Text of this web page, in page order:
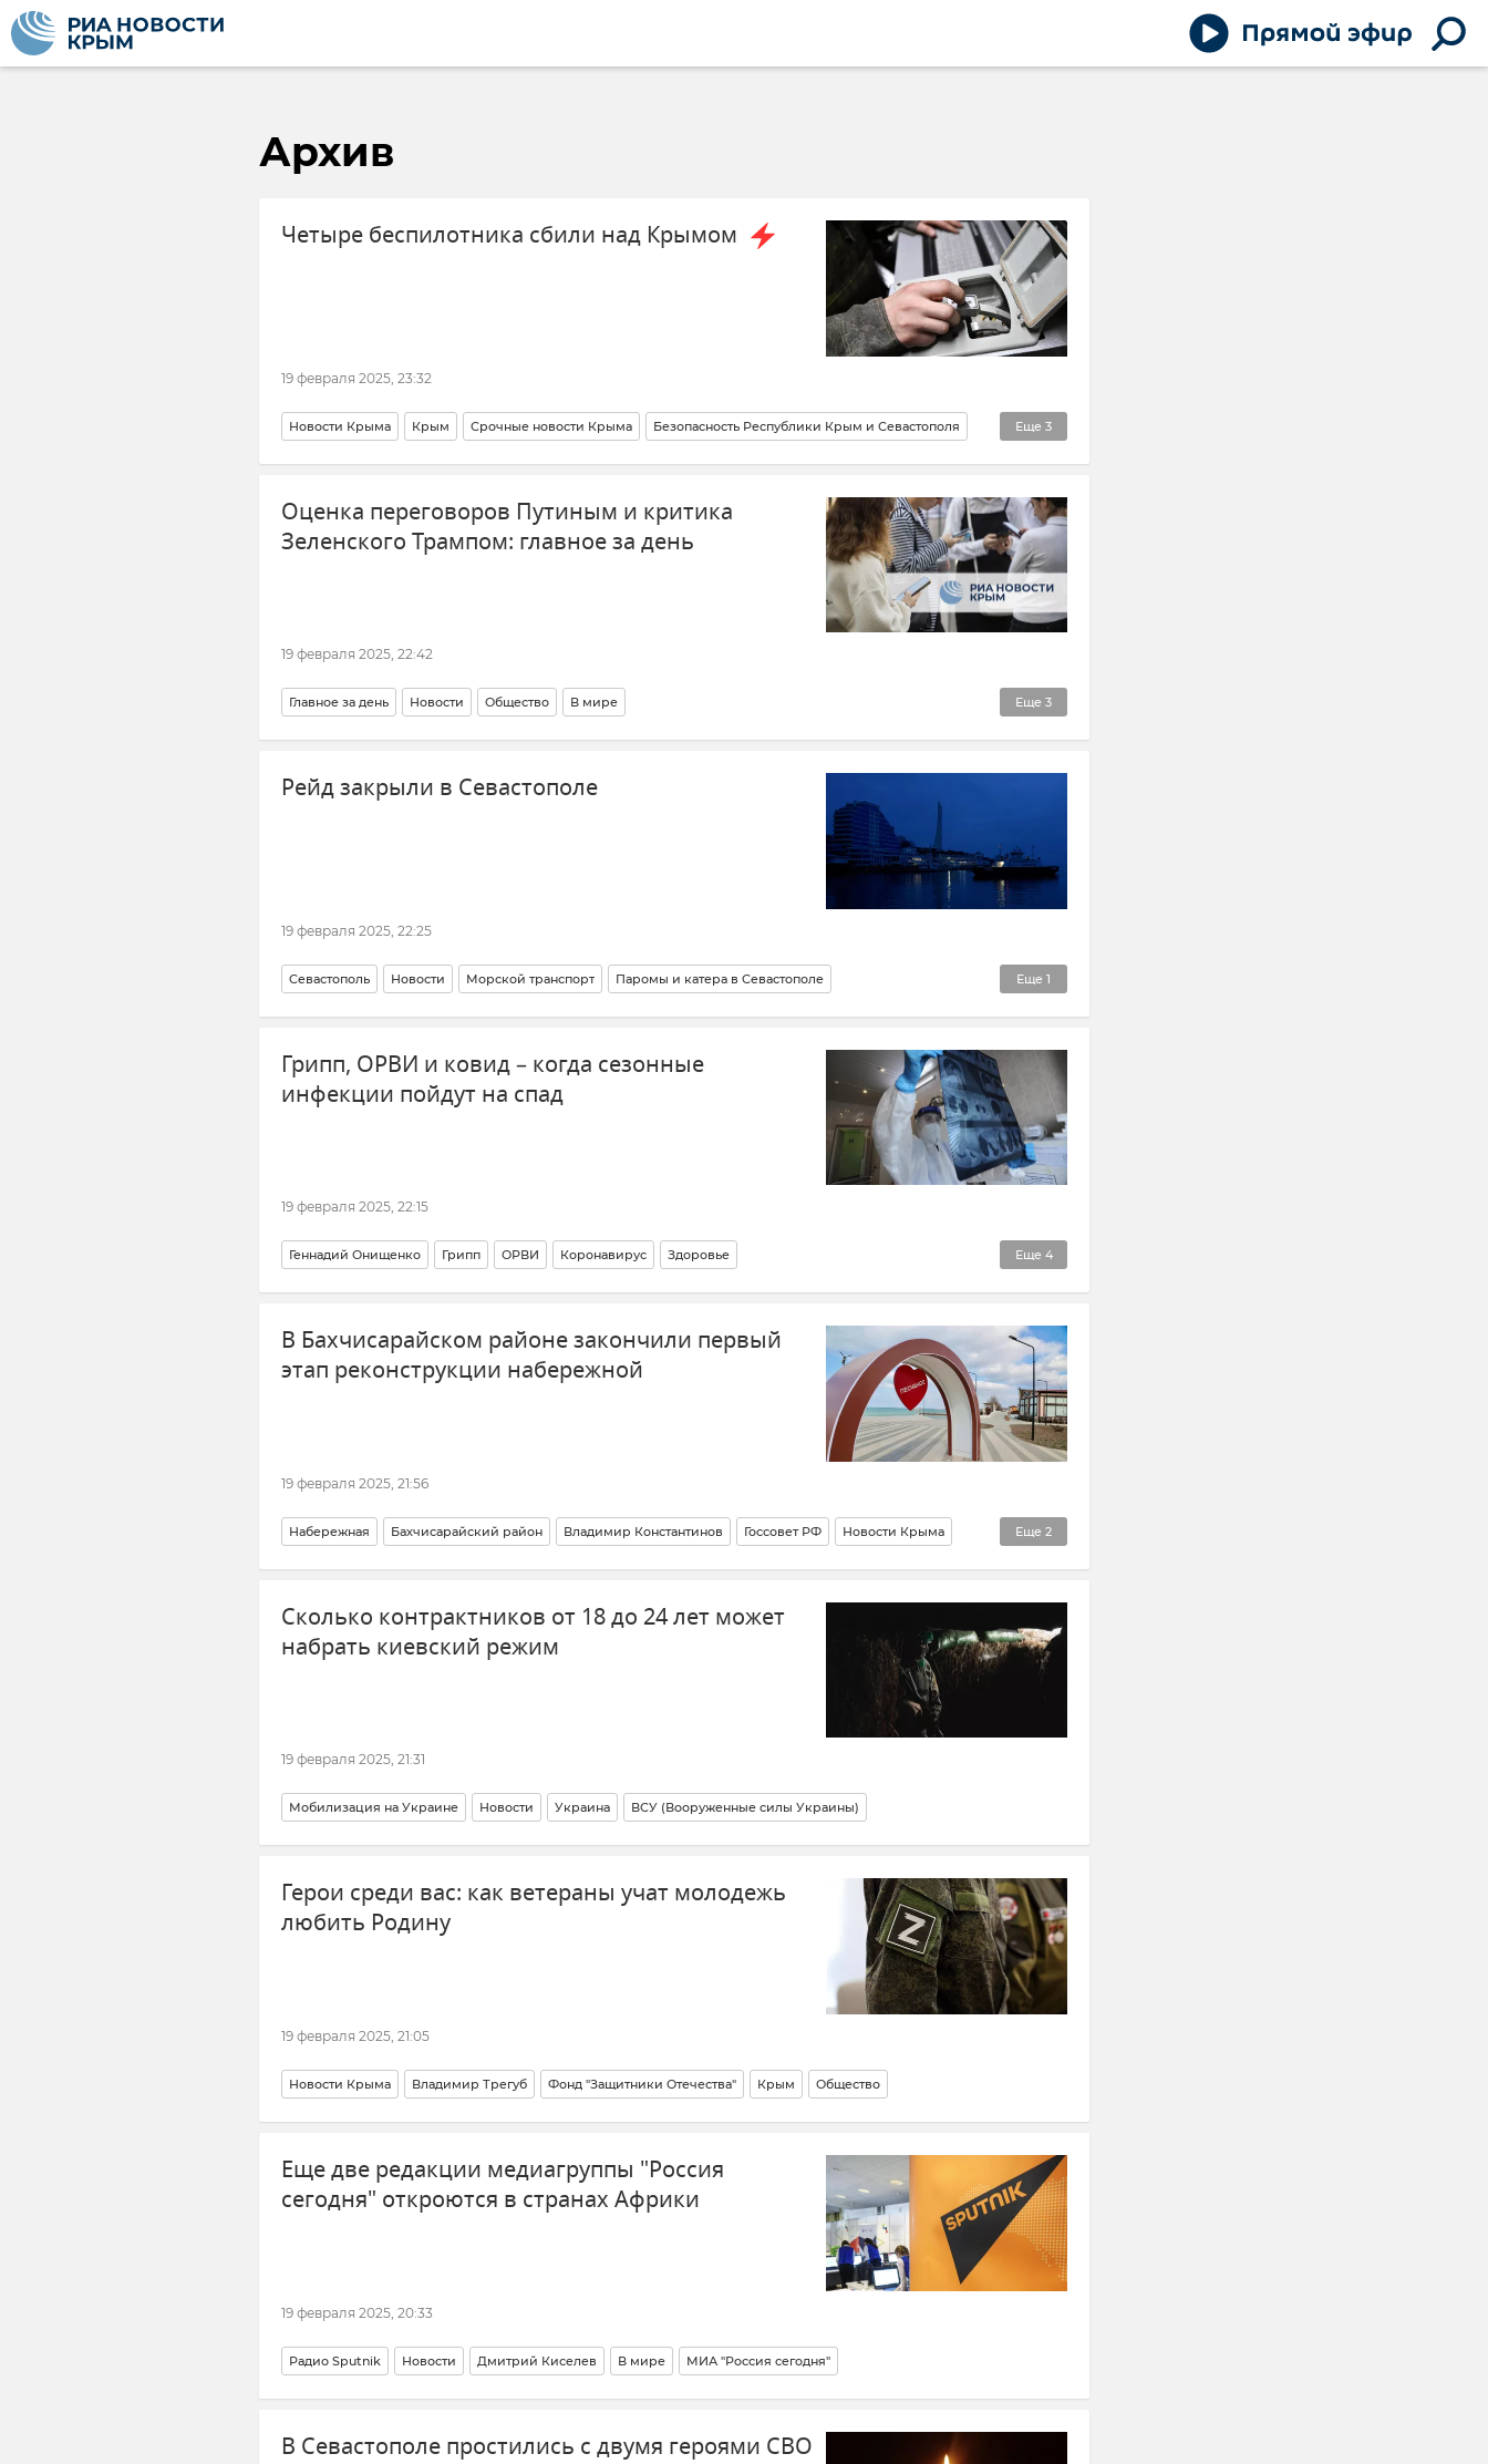
Архив
Четыре беспилотника сбили над Крымом
19 февраля 2025, 23:32
Еще 3
Новости Крыма Крым Срочные новости Крыма Безопасность Республики Крым и Севастополя
ПВО Министерство обороны РФ Беспилотник (БПЛА, дрон)
Оценка переговоров Путиным и критика
Зеленского Трампом: главное за день
19 февраля 2025, 22:42
Еще 3
Главное за день Новости Общество В мире
Крым и "понаехавшие": взаимодействие или противостояние? Украина Россия
Рейд закрыли в Севастополе
19 февраля 2025, 22:25
Еще 1
Севастополь Новости Морской транспорт Паромы и катера в Севастополе
Департамент транспорта Севастополя
Грипп, ОРВИ и ковид – когда сезонные
инфекции пойдут на спад
19 февраля 2025, 22:15
Еще 4
Геннадий Онищенко Грипп ОРВИ Коронавирус Здоровье
Здравоохранение в Крыму и Севастополе Здравоохранение в России Новости Мнения
В Бахчисарайском районе закончили первый
этап реконструкции набережной
19 февраля 2025, 21:56
Еще 2
Набережная Бахчисарайский район Владимир Константинов Госсовет РФ Новости Крыма
Крым Отдых в Крыму
Сколько контрактников от 18 до 24 лет может
набрать киевский режим
19 февраля 2025, 21:31
Мобилизация на Украине Новости Украина ВСУ (Вооруженные силы Украины)
Герои среди вас: как ветераны учат молодежь
любить Родину
19 февраля 2025, 21:05
Новости Крыма Владимир Трегуб Фонд "Защитники Отечества" Крым Общество
Еще две редакции медиагруппы "Россия
сегодня" откроются в странах Африки
19 февраля 2025, 20:33
Радио Sputnik Новости Дмитрий Киселев В мире МИА "Россия сегодня"
В Севастополе простились с двумя героями СВО